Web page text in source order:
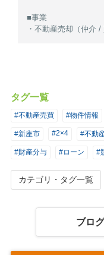
■事業
・不動産売却（仲介 /
タグ一覧
#不動産売買 #物件情報
#新座市 #2×4 #不動
#財産分与 #ローン #
カテゴリ・タグ一覧
ブロ